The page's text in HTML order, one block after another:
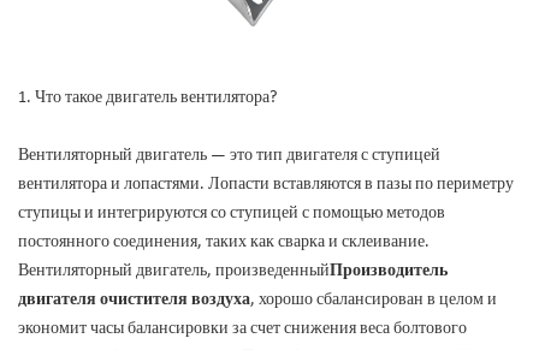
1. Что такое двигатель вентилятора?
Вентиляторный двигатель — это тип двигателя с ступицей
вентилятора и лопастями. Лопасти вставляются в пазы по периметру
ступицы и интегрируются со ступицей с помощью методов
постоянного соединения, таких как сварка и склеивание.
Вентиляторный двигатель, произведенныйПроизводитель
двигателя очистителя воздуха, хорошо сбалансирован в целом и
экономит часы балансировки за счет снижения веса болтового